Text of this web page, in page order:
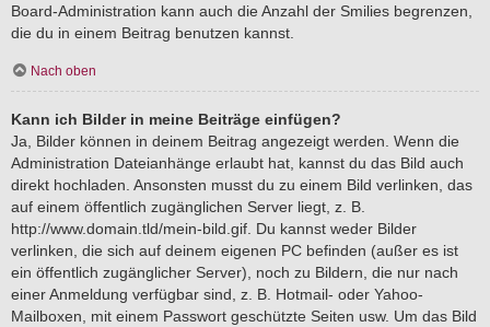
Board-Administration kann auch die Anzahl der Smilies begrenzen,
die du in einem Beitrag benutzen kannst.
Nach oben
Kann ich Bilder in meine Beiträge einfügen?
Ja, Bilder können in deinem Beitrag angezeigt werden. Wenn die
Administration Dateianhänge erlaubt hat, kannst du das Bild auch
direkt hochladen. Ansonsten musst du zu einem Bild verlinken, das
auf einem öffentlich zugänglichen Server liegt, z. B.
http://www.domain.tld/mein-bild.gif. Du kannst weder Bilder
verlinken, die sich auf deinem eigenen PC befinden (außer es ist
ein öffentlich zugänglicher Server), noch zu Bildern, die nur nach
einer Anmeldung verfügbar sind, z. B. Hotmail- oder Yahoo-
Mailboxen, mit einem Passwort geschützte Seiten usw. Um das Bild